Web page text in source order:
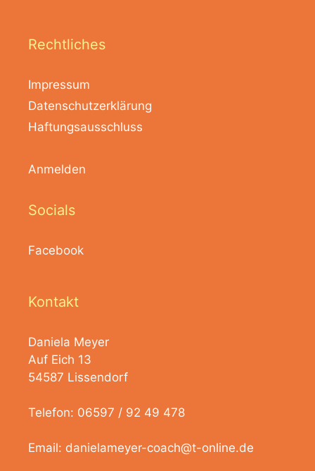
Rechtliches
Impressum
Datenschutzerklärung
Haftungsausschluss
Anmelden
Socials
Facebook
Kontakt
Daniela Meyer
Auf Eich 13
54587 Lissendorf
Telefon: 06597 / 92 49 478
Email: danielameyer-coach@t-online.de